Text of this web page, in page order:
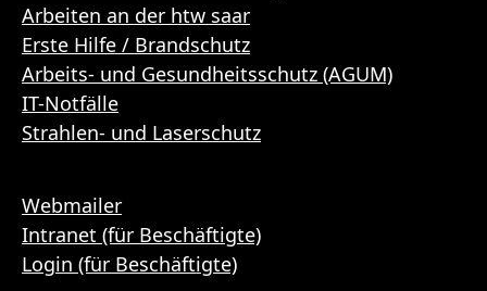
Arbeiten an der htw saar
Erste Hilfe / Brandschutz
Arbeits- und Gesundheitsschutz (AGUM)
IT-Notfälle
Strahlen- und Laserschutz
Webmailer
Intranet (für Beschäftigte)
Login (für Beschäftigte)